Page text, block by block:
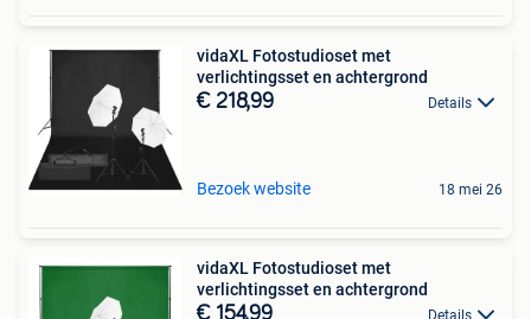
vidaXL Fotostudioset met
verlichtingsset en achtergrond
€ 218,99 Details
Bezoek website 18 mei 26
vidaXL Fotostudioset met
verlichtingsset en achtergrond
€ 154,99 Details